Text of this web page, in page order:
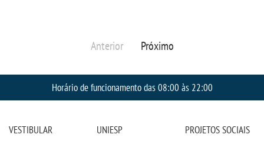
CONTATO
Anterior Próximo
Horário de funcionamento das 08:00 às 22:00
VESTIBULAR UNIESP PROJETOS SOCIAIS